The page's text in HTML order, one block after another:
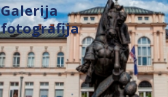
Galerija
fotografija